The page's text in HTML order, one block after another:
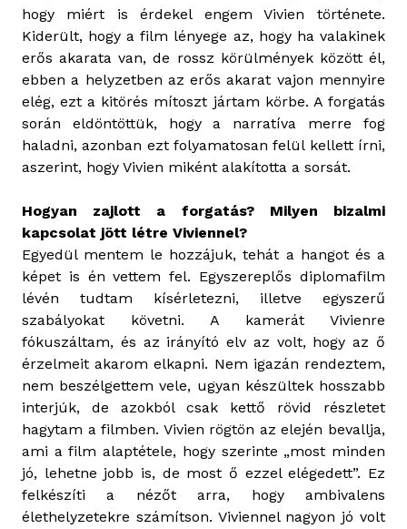
hogy miért is érdekel engem Vivien története.
Kiderült, hogy a film lényege az, hogy ha valakinek
erős akarata van, de rossz körülmények között él,
ebben a helyzetben az erős akarat vajon mennyire
elég, ezt a kitörés mítoszt jártam körbe. A forgatás
során eldöntöttük, hogy a narratíva merre fog
haladni, azonban ezt folyamatosan felül kellett írni,
aszerint, hogy Vivien miként alakította a sorsát.
Hogyan zajlott a forgatás? Milyen bizalmi
kapcsolat jött létre Viviennel?
Egyedül mentem le hozzájuk, tehát a hangot és a
képet is én vettem fel. Egyszereplős diplomafilm
lévén tudtam kísérletezni, illetve egyszerű
szabályokat követni. A kamerát Vivienre
fókuszáltam, és az irányító elv az volt, hogy az ő
érzelmeit akarom elkapni. Nem igazán rendeztem,
nem beszélgettem vele, ugyan készültek hosszabb
interjúk, de azokból csak kettő rövid részletet
hagytam a filmben. Vivien rögtön az elején bevallja,
ami a film alaptétele, hogy szerinte „most minden
jó, lehetne jobb is, de most ő ezzel elégedett”. Ez
felkészíti a nézőt arra, hogy ambivalens
élethelyzetekre számítson. Viviennel nagyon jó volt